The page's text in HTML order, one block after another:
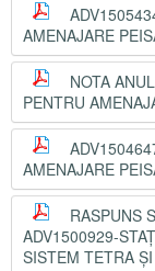
AMENAJARE
NOTA
PENTRU
AMENAJARE
RASPUNS
ADV1500929-
SISTEM TETRA